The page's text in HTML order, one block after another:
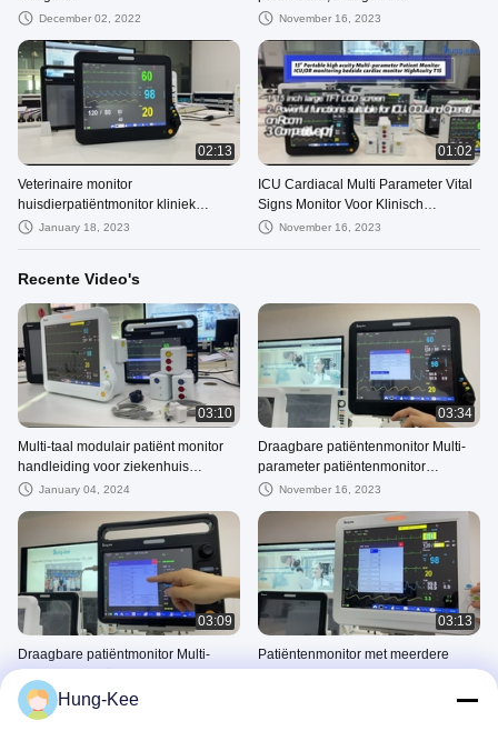
December 02, 2022
patiëntenmonitor ICU-hartmonitor,
November 16, 2023
02:13
Veterinaire monitor
huisdierpatiëntmonitor kliniek
veterinaire multiparametermonitor
January 18, 2023
01:02
ICU Cardiacal Multi Parameter Vital
Signs Monitor Voor Klinisch
Ziekenhuis
November 16, 2023
Recente Video's
03:10
Multi-taal modulair patiënt monitor
handleiding voor ziekenhuis
ambulance ODM
January 04, 2024
03:34
Draagbare patiëntenmonitor Multi-
parameter patiëntenmonitor
Hartpatiëntenmonitor
November 16, 2023
03:09
Draagbare patiëntmonitor Multi-
parameter patiëntmonitor ICU-
hartmonitor
November 16, 2023
03:13
Patiëntenmonitor met meerdere
Hung-Kee